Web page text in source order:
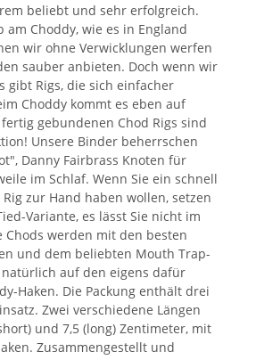
beliebt und sehr erfolgreich.
am Choddy, wie es in England
wir ohne Verwicklungen werfen
sauber anbieten. Doch wenn wir
gibt Rigs, die sich einfacher
Choddy kommt es eben auf
gebundenen Chod Rigs sind
Unsere Binder beherrschen
Danny Fairbrass Knoten für
im Schlaf. Wenn Sie ein schnell
zur Hand haben wollen, setzen
Variante, es lässt Sie nicht im
Chods werden mit den besten
und dem beliebten Mouth Trap-
auf den eigens dafür
Haken. Die Packung enthält drei
Zwei verschiedene Längen
und 7,5 (long) Zentimeter, mit
Zusammengestellt und